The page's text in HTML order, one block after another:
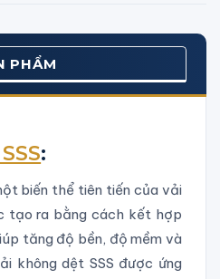
PHẨM
:
biến thể tiên tiến của vải
tạo ra bằng cách kết hợp
tăng độ bền, độ mềm và
không dệt SSS được ứng